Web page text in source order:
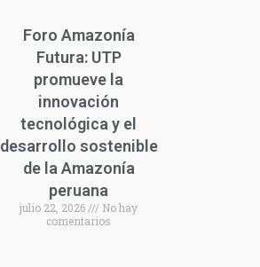
Foro Amazonía
Futura: UTP
promueve la
innovación
tecnológica y el
desarrollo sostenible
de la Amazonía
peruana
julio 22, 2026
No hay
comentarios